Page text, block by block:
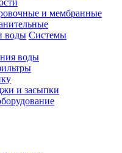
и мембранные
Системы
воды
и засыпки